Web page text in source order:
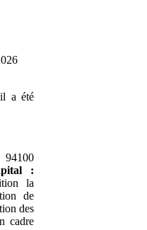
a été
94100
:
la
de
des
cadre